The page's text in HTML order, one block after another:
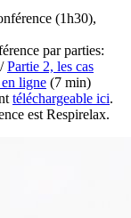
(1h30),
par parties:
Partie 2, les cas
ligne (7 min)
téléchargeable ici.
est Respirelax.